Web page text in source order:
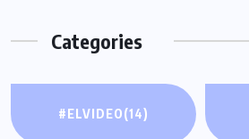
Categories
#ELVIDEO(14)